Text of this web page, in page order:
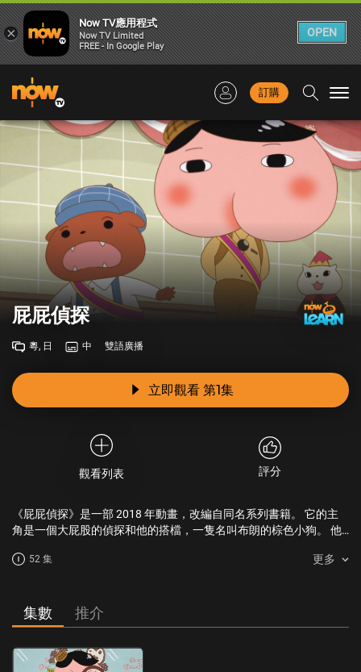
訂購
屁屁偵探
粵, 日 中 雙語廣播
立即觀看 第1集
觀看列表 評分
《屁屁偵探》是一部 2018 年動畫，改編自同名系列書籍。 它的主
角是一個大屁股的偵探和他的搭檔，一隻名叫布朗的棕色小狗。 他
52 集 更多
集數 推介
×
Now TV應用程式
Now TV Limited
FREE - In Google Play
OPEN